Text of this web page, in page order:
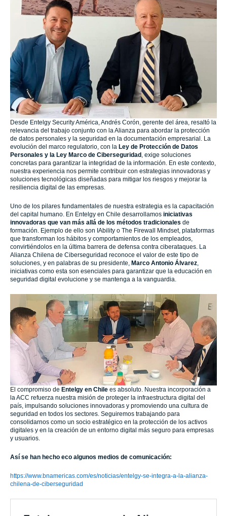
Desde Entelgy Security América, Andrés Corón, gerente del área, resaltó la
relevancia del trabajo conjunto con la Alianza para abordar la protección
de datos personales y la seguridad en la documentación empresarial. La
evolución del marco regulatorio, con la Ley de Protección de Datos
Personales y la Ley Marco de Ciberseguridad , exige soluciones
concretas para garantizar la integridad de la información. En este contexto,
nuestra experiencia nos permite contribuir con estrategias innovadoras y
soluciones tecnológicas diseñadas para mitigar los riesgos y mejorar la
resiliencia digital de las empresas.
Uno de los pilares fundamentales de nuestra estrategia es la capacitación
del capital humano. En Entelgy en Chile desarrollamos iniciativas
innovadoras que van más allá de los métodos tradicionales de
formación. Ejemplo de ello son IAbility o The Firewall Mindset, plataformas
que transforman los hábitos y comportamientos de los empleados,
convirtiéndolos en la última barrera de defensa contra ciberataques. La
Alianza Chilena de Ciberseguridad reconoce el valor de este tipo de
soluciones, y en palabras de su presidente, Marco Antonio Álvarez
iniciativas como esta son esenciales para garantizar que la educación en
seguridad digital evolucione y se mantenga a la vanguardia.
El compromiso de Entelgy en Chile es absoluto. Nuestra incorporación a
la ACC refuerza nuestra misión de proteger la infraestructura digital del
país, impulsando soluciones innovadoras y promoviendo una cultura de
seguridad en todos los sectores. Seguiremos trabajando para
consolidarnos como un socio estratégico en la protección de los activos
digitales y en la creación de un entorno digital más seguro para empresas
y usuarios.
Así se han hecho eco algunos medios de comunicación:
https://www.bnamericas.com/es/noticias/entelgy-se-integra-a-la-alianza-
chilena-de-ciberseguridad